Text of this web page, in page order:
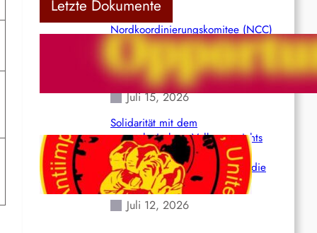
Letzte Dokumente
Nordkoordinierungskomitee (NCC)
der Kommunistischen Partei Indiens
(Maoistisch): Postmoderner
Opportunismus
Juli 15, 2026
Solidarität mit dem
venezolanischem Volk angesichts
der verlorenen Leben und der
katastrophalen Situation durch die
Erdbeben des 24. Juni!
Juli 12, 2026